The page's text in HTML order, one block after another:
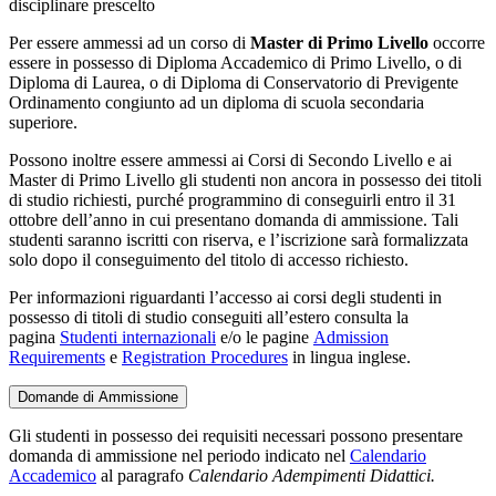
disciplinare prescelto
Per essere ammessi ad un corso di Master di Primo Livello occorre
essere in possesso di Diploma Accademico di Primo Livello, o di
Diploma di Laurea, o di Diploma di Conservatorio di Previgente
Ordinamento congiunto ad un diploma di scuola secondaria
superiore.
Possono inoltre essere ammessi ai Corsi di Secondo Livello e ai
Master di Primo Livello gli studenti non ancora in possesso dei titoli
di studio richiesti, purché programmino di conseguirli entro il 31
ottobre dell’anno in cui presentano domanda di ammissione. Tali
studenti saranno iscritti con riserva, e l’iscrizione sarà formalizzata
solo dopo il conseguimento del titolo di accesso richiesto.
Per informazioni riguardanti l’accesso ai corsi degli studenti in
possesso di titoli di studio conseguiti all’estero consulta la
pagina Studenti internazionali e/o le pagine Admission
Requirements e Registration Procedures in lingua inglese.
Domande di Ammissione
Gli studenti in possesso dei requisiti necessari possono presentare
domanda di ammissione nel periodo indicato nel Calendario
Accademico al paragrafo Calendario Adempimenti Didattici.